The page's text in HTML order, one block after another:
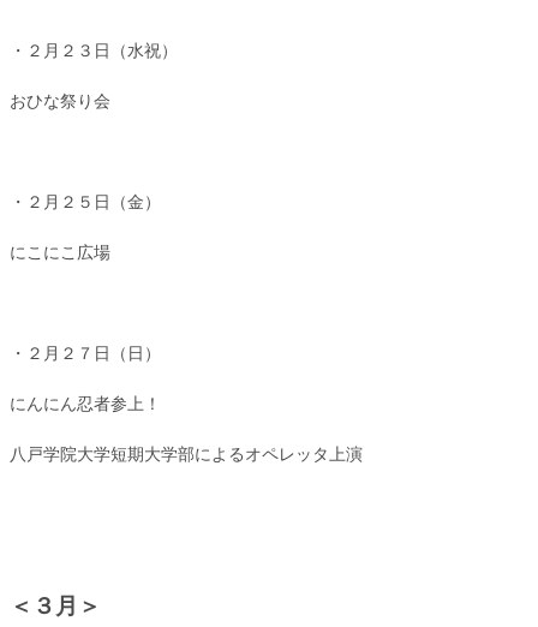
・２月２３日（水祝）
おひな祭り会
・２月２５日（金）
にこにこ広場
・２月２７日（日）
にんにん忍者参上！
八戸学院大学短期大学部によるオペレッタ上演
＜３月＞